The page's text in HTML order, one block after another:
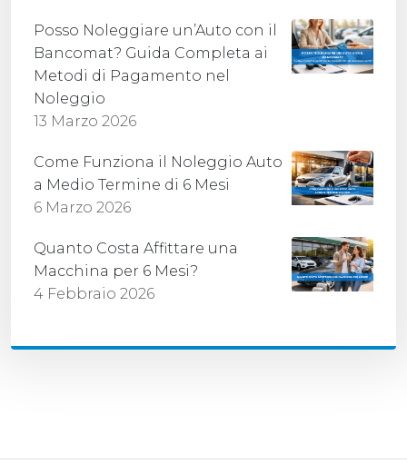
Posso Noleggiare un’Auto con il
Bancomat? Guida Completa ai
Metodi di Pagamento nel
Noleggio
13 Marzo 2026
Come Funziona il Noleggio Auto
a Medio Termine di 6 Mesi
6 Marzo 2026
Quanto Costa Affittare una
Macchina per 6 Mesi?
4 Febbraio 2026